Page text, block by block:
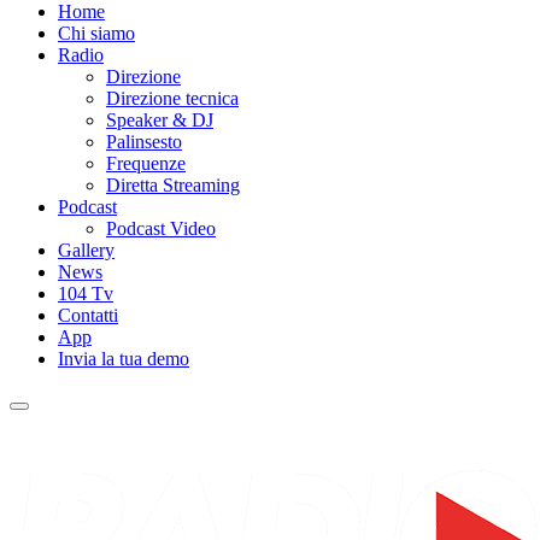
Radio 104
Like It !Home
Chi siamo
Radio
Direzione
Direzione tecnica
Speaker & DJ
Palinsesto
Frequenze
Diretta Streaming
Podcast
Podcast Video
Gallery
News
104 Tv
Contatti
App
Invia la tua demo